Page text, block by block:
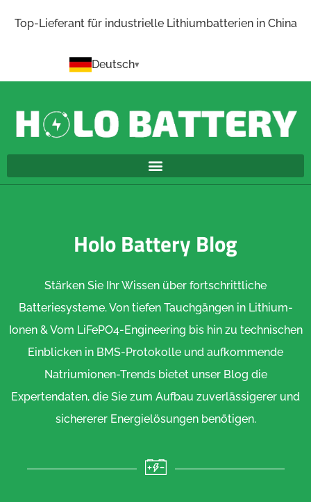
Top-Lieferant für industrielle Lithiumbatterien in China
Deutsch
Holo Battery Blog
Stärken Sie Ihr Wissen über fortschrittliche
Batteriesysteme. Von tiefen Tauchgängen in Lithium-
Ionen & Vom LiFePO4-Engineering bis hin zu technischen
Einblicken in BMS-Protokolle und aufkommende
Natriumionen-Trends bietet unser Blog die
Expertendaten, die Sie zum Aufbau zuverlässigerer und
sichererer Energielösungen benötigen.